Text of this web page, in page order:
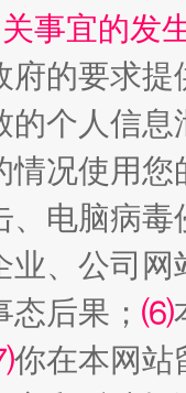
大"原罪"
事宜的发
府的要求
个人信息
情况使用
、电脑病
业、公司
后果； ⑹
你在本网站